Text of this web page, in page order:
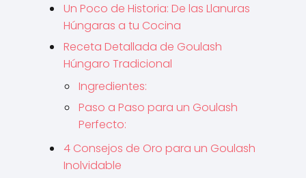
Un Poco de Historia: De las Llanuras
Húngaras a tu Cocina
Receta Detallada de Goulash
Húngaro Tradicional
Ingredientes:
Paso a Paso para un Goulash
Perfecto:
4 Consejos de Oro para un Goulash
Inolvidable